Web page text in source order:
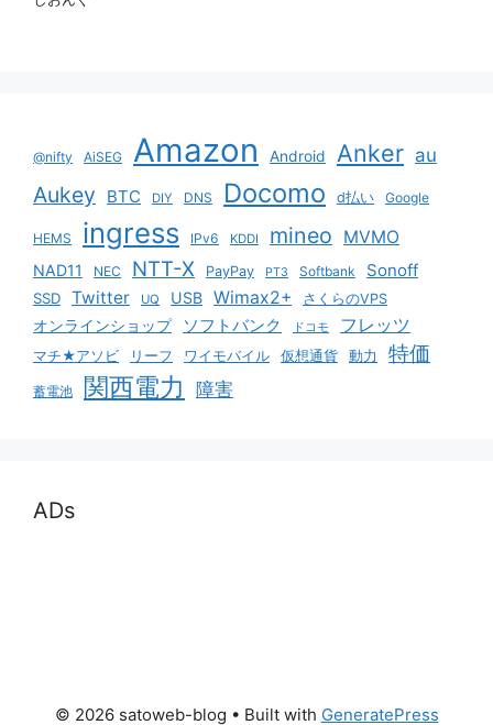
@nifty AiSEG Amazon Android Anker au
Aukey BTC DIY DNS Docomo d払い Google
HEMS ingress IPv6 KDDI mineo MVMO
NAD11 NEC NTT-X PayPay PT3 Softbank Sonoff
SSD Twitter UQ USB Wimax2+ さくらのVPS
オンラインショップ ソフトバンク ドコモ フレッツ
マチ★アソビ リーフ ワイモバイル 仮想通貨 動力 特価
蓄電池 関西電力 障害
ADs
© 2026 satoweb-blog • Built with GeneratePress